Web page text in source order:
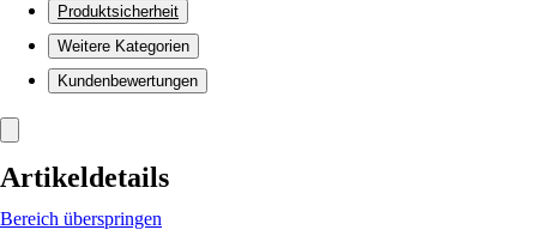
Produktsicherheit
Weitere Kategorien
Kundenbewertungen
Artikeldetails
Bereich überspringen